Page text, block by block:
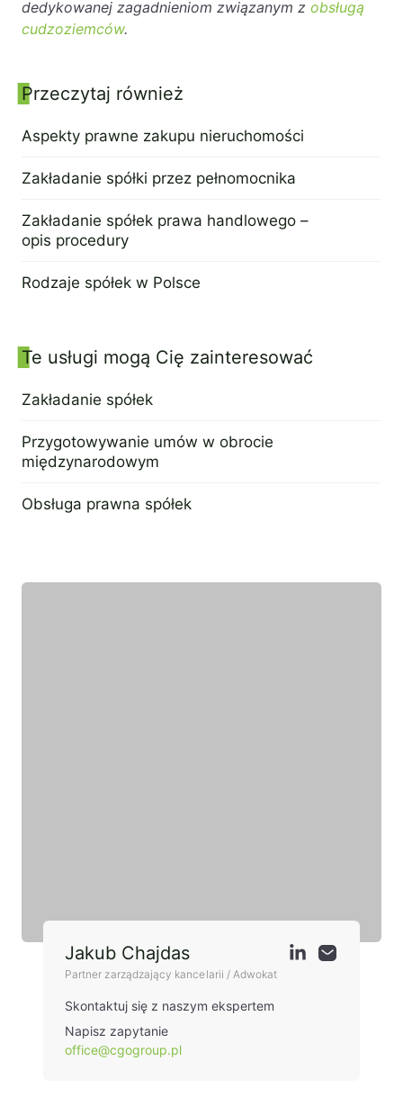
dedykowanej zagadnieniom związanym z obsługą
cudzoziemców.
Panel boczny
Przeczytaj również
Aspekty prawne zakupu nieruchomości
Zakładanie spółki przez pełnomocnika
Zakładanie spółek prawa handlowego –
opis procedury
Rodzaje spółek w Polsce
Te usługi mogą Cię zainteresować
Zakładanie spółek
Przygotowywanie umów w obrocie
międzynarodowym
Obsługa prawna spółek
Jakub Chajdas
Partner zarządzający kancelarii / Adwokat
Skontaktuj się z naszym ekspertem
Napisz zapytanie
office@cgogroup.pl